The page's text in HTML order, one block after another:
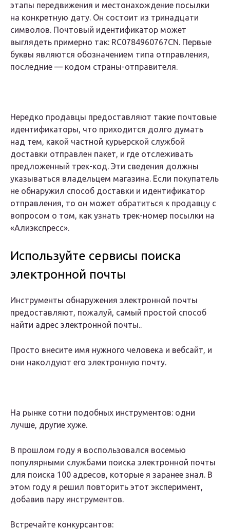
этапы передвижения и местонахождение посылки
на конкретную дату. Он состоит из тринадцати
символов. Почтовый идентификатор может
выглядеть примерно так: RC0784960767CN. Первые
буквы являются обозначением типа отправления,
последние — кодом страны-отправителя.
Нередко продавцы предоставляют такие почтовые
идентификаторы, что приходится долго думать
над тем, какой частной курьерской службой
доставки отправлен пакет, и где отслеживать
предложенный трек-код. Эти сведения должны
указываться владельцем магазина. Если покупатель
не обнаружил способ доставки и идентификатор
отправления, то он может обратиться к продавцу с
вопросом о том, как узнать трек-номер посылки на
«Алиэкспресс».
Используйте сервисы поиска
электронной почты
Инструменты обнаружения электронной почты
предоставляют, пожалуй, самый простой способ
найти адрес электронной почты..
Просто внесите имя нужного человека и вебсайт, и
они наколдуют его электронную почту.
На рынке сотни подобных инструментов: одни
лучше, другие хуже.
В прошлом году я воспользовался восемью
популярными службами поиска электронной почты
для поиска 100 адресов, которые я заранее знал. В
этом году я решил повторить этот эксперимент,
добавив пару инструментов.
Встречайте конкурсантов: